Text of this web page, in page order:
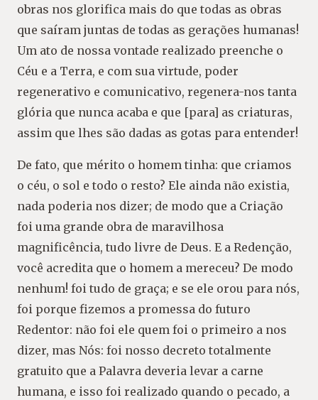
obras nos glorifica mais do que todas as obras
que saíram juntas de todas as gerações humanas!
Um ato de nossa vontade realizado preenche o
Céu e a Terra, e com sua virtude, poder
regenerativo e comunicativo, regenera-nos tanta
glória que nunca acaba e que [para] as criaturas,
assim que lhes são dadas as gotas para entender!
De fato, que mérito o homem tinha: que criamos
o céu, o sol e todo o resto? Ele ainda não existia,
nada poderia nos dizer; de modo que a Criação
foi uma grande obra de maravilhosa
magnificência, tudo livre de Deus. E a Redenção,
você acredita que o homem a mereceu? De modo
nenhum! foi tudo de graça; e se ele orou para nós,
foi porque fizemos a promessa do futuro
Redentor: não foi ele quem foi o primeiro a nos
dizer, mas Nós: foi nosso decreto totalmente
gratuito que a Palavra deveria levar a carne
humana, e isso foi realizado quando o pecado, a